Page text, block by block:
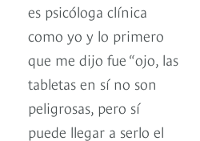
es psicóloga clínica
como yo y lo primero
que me dijo fue “ojo, las
tabletas en sí no son
peligrosas, pero sí
puede llegar a serlo el